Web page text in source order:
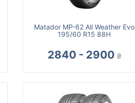
Matador MP-62 All Weather Evo
195/60 R15 88H
2840 - 2900 ₴